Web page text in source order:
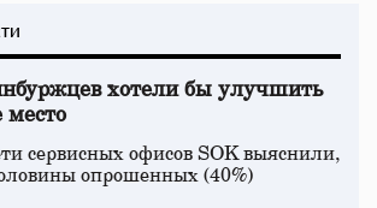
хотели бы улучшить
место
сервисных офисов SOK выяснили,
опрошенных (40%)